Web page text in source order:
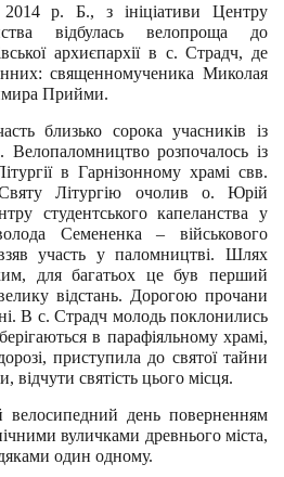
р. Б., з ініціативи Центру
відбулась велопроща до
архиєпархії в с. Страдч, де
священномученика Миколая
Прийми.
близько сорока учасників із
розпочалось із
в Гарнізонному храмі свв.
Літургію очолив о. Юрій
студентського капеланства у
Семененка – військового
участь у паломництві. Шлях
для багатьох це був перший
відстань. Дорогою прочани
В с. Страдч молодь поклонились
в парафіяльному храмі,
приступила до святої тайни
відчути святість цього місця.
велосипедний день поверненням
вуличками древнього міста,
один одному.